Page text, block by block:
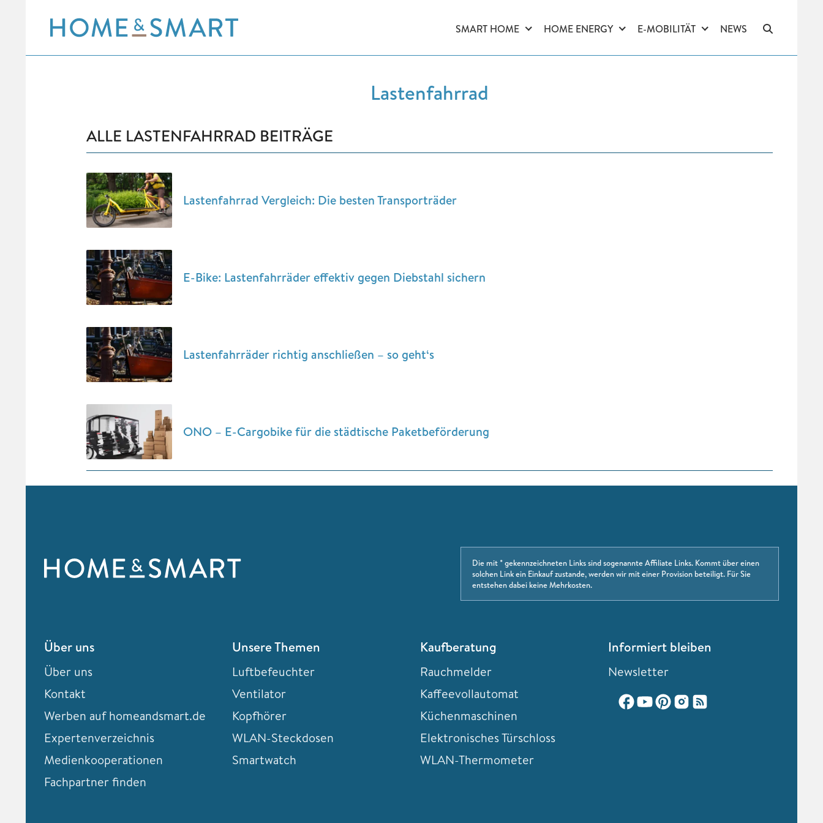
content
SMART HOME HOME ENERGY E-MOBILITÄT NEWS
Lastenfahrrad
ALLE LASTENFAHRRAD BEITRÄGE
Lastenfahrrad Vergleich: Die besten Transporträder
E-Bike: Lastenfahrräder effektiv gegen Diebstahl sichern
Lastenfahrräder richtig anschließen – so geht‘s
ONO – E-Cargobike für die städtische Paketbeförderung
Die mit * gekennzeichneten Links sind sogenannte Affiliate Links. Kommt über einen
solchen Link ein Einkauf zustande, werden wir mit einer Provision beteiligt. Für Sie
entstehen dabei keine Mehrkosten.
Über uns
Über uns
Kontakt
Werben auf homeandsmart.de
Expertenverzeichnis
Medienkooperationen
Fachpartner finden
Unsere Themen
Luftbefeuchter
Ventilator
Kopfhörer
WLAN-Steckdosen
Smartwatch
Kaufberatung
Rauchmelder
Kaffeevollautomat
Küchenmaschinen
Elektronisches Türschloss
WLAN-Thermometer
Informiert bleiben
Newsletter